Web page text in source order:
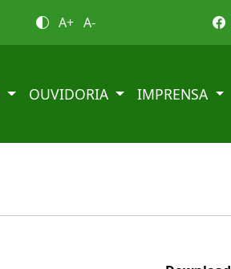
A+ A-
OUVIDORIA IMPRENSA